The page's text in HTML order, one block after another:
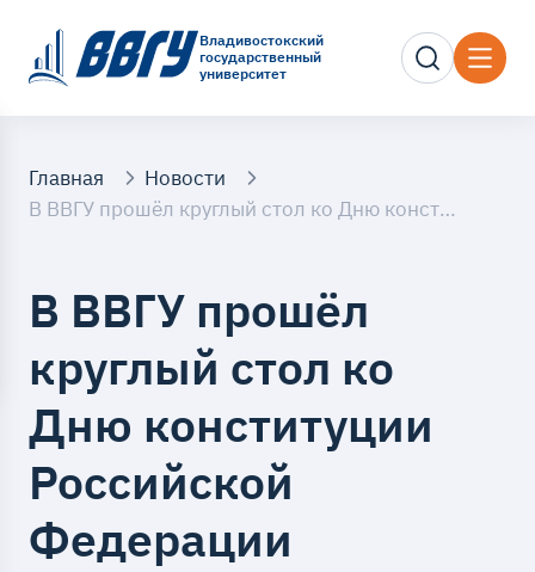
Владивостокский
государственный
университет
Главная
Новости
В ВВГУ прошёл круглый стол ко Дню конституции Российской Федерации
В ВВГУ прошёл
круглый стол ко
Дню конституции
Российской
Федерации